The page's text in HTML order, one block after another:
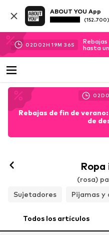
ABOUT YOU App
(152.700)
02D 02H 19M 35S
hasta
02D
Rebajas de fin de
de
(rosa)
Sujetadores
Pijamas y
Todos los artículos